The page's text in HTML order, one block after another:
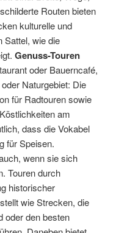
Routen bieten
kulturelle und
Sattel, wie die
Genuss-Touren
oder Bauerncafé,
Naturgebiet: Die
für Radtouren sowie
am
dass die Vokabel
für Speisen.
wenn sie sich
Touren durch
historischer
wie Strecken, die
oder den besten